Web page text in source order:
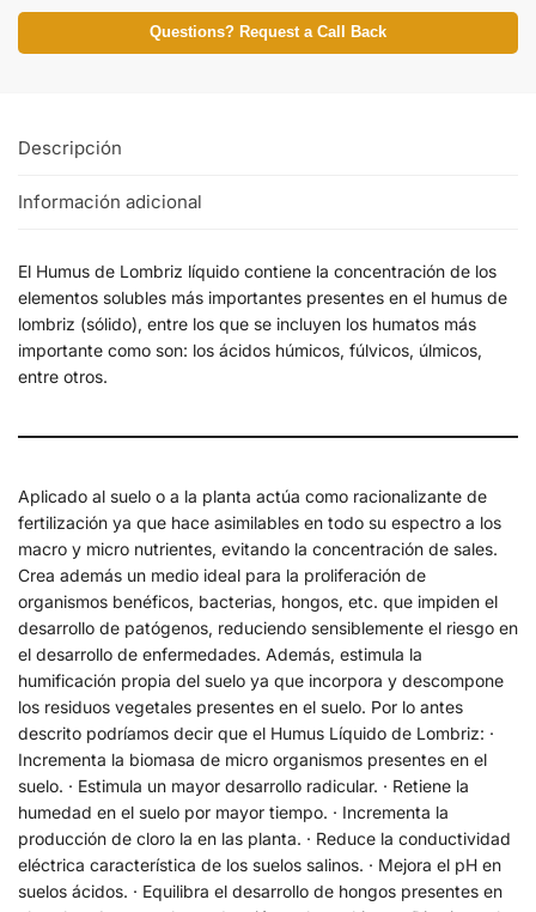
Questions? Request a Call Back
Descripción
Información adicional
El Humus de Lombriz líquido contiene la concentración de los
elementos solubles más importantes presentes en el humus de
lombriz (sólido), entre los que se incluyen los humatos más
importante como son: los ácidos húmicos, fúlvicos, úlmicos,
entre otros.
Aplicado al suelo o a la planta actúa como racionalizante de
fertilización ya que hace asimilables en todo su espectro a los
macro y micro nutrientes, evitando la concentración de sales.
Crea además un medio ideal para la proliferación de
organismos benéficos, bacterias, hongos, etc. que impiden el
desarrollo de patógenos, reduciendo sensiblemente el riesgo en
el desarrollo de enfermedades. Además, estimula la
humificación propia del suelo ya que incorpora y descompone
los residuos vegetales presentes en el suelo. Por lo antes
descrito podríamos decir que el Humus Líquido de Lombriz: ·
Incrementa la biomasa de micro organismos presentes en el
suelo. · Estimula un mayor desarrollo radicular. · Retiene la
humedad en el suelo por mayor tiempo. · Incrementa la
producción de cloro la en las planta. · Reduce la conductividad
eléctrica característica de los suelos salinos. · Mejora el pH en
suelos ácidos. · Equilibra el desarrollo de hongos presentes en